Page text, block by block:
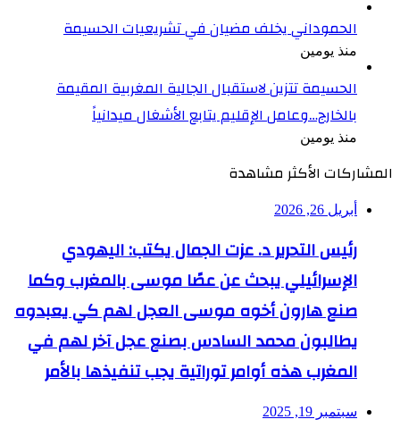
الحموداني يخلف مضيان في تشريعيات الحسيمة
منذ يومين
الحسيمة تتزين لاستقبال الجالية المغربية المقيمة
بالخارج…وعامل الإقليم يتابع الأشغال ميدانياً
منذ يومين
المشاركات الأكثر مشاهدة
أبريل 26, 2026
رئيس التحرير د. عزت الجمال يكتب: اليهودي
الإسرائيلي يبحث عن عصًا موسى بالمغرب وكما
صنع هارون أخوه موسى العجل لهم كي يعبدوه
يطالبون محمد السادس بصنع عجل آخر لهم في
المغرب هذه أوامر توراتية يجب تنفيذها بالأمر
سبتمبر 19, 2025